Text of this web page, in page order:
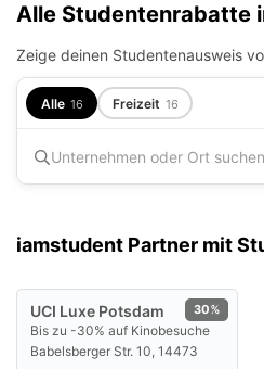
Alle Studentenrabatte
Zeige deinen Studentenausweis
Alle 16 Freizeit 16
iamstudent Partner mit
30%
UCI Luxe Potsdam
Bis zu -30% auf Kinobesuche
Babelsberger Str. 10, 14473